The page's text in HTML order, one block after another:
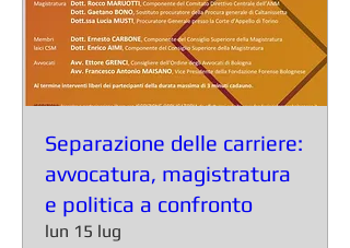
Separazione delle carriere: